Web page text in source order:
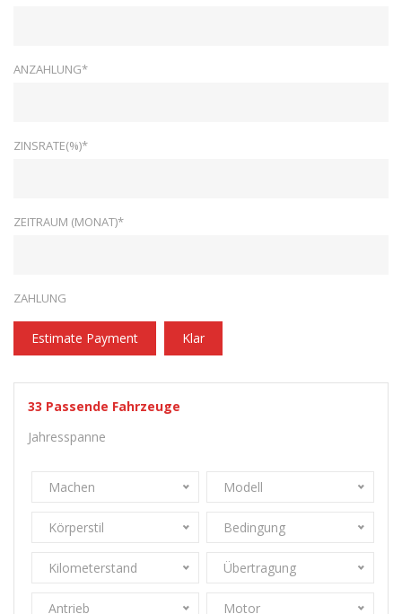
ANZAHLUNG*
ZINSRATE(%)*
ZEITRAUM (MONAT)*
ZAHLUNG
Estimate Payment Klar
33 Passende Fahrzeuge
Jahresspanne
Machen Modell
Körperstil Bedingung
Kilometerstand Übertragung
Antrieb Motor